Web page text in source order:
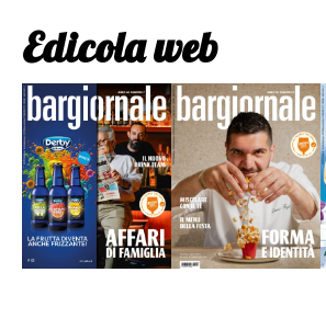
Edicola web